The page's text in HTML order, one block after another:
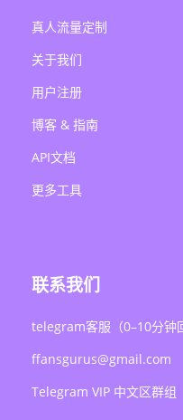
真人流量定制
关于我们
用户注册
博客 & 指南
API文档
更多工具
联系我们
telegram客服（0–10分钟
ffansgurus@gmail.com
Telegram VIP 中文区群组